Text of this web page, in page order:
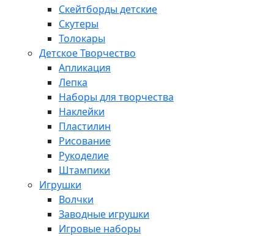
Скейтборды детские
Скутеры
Толокары
Детское Творчество
Апликация
Лепка
Наборы для творчества
Наклейки
Пластилин
Рисование
Рукоделие
Штампики
Игрушки
Волчки
Заводные игрушки
Игровые наборы